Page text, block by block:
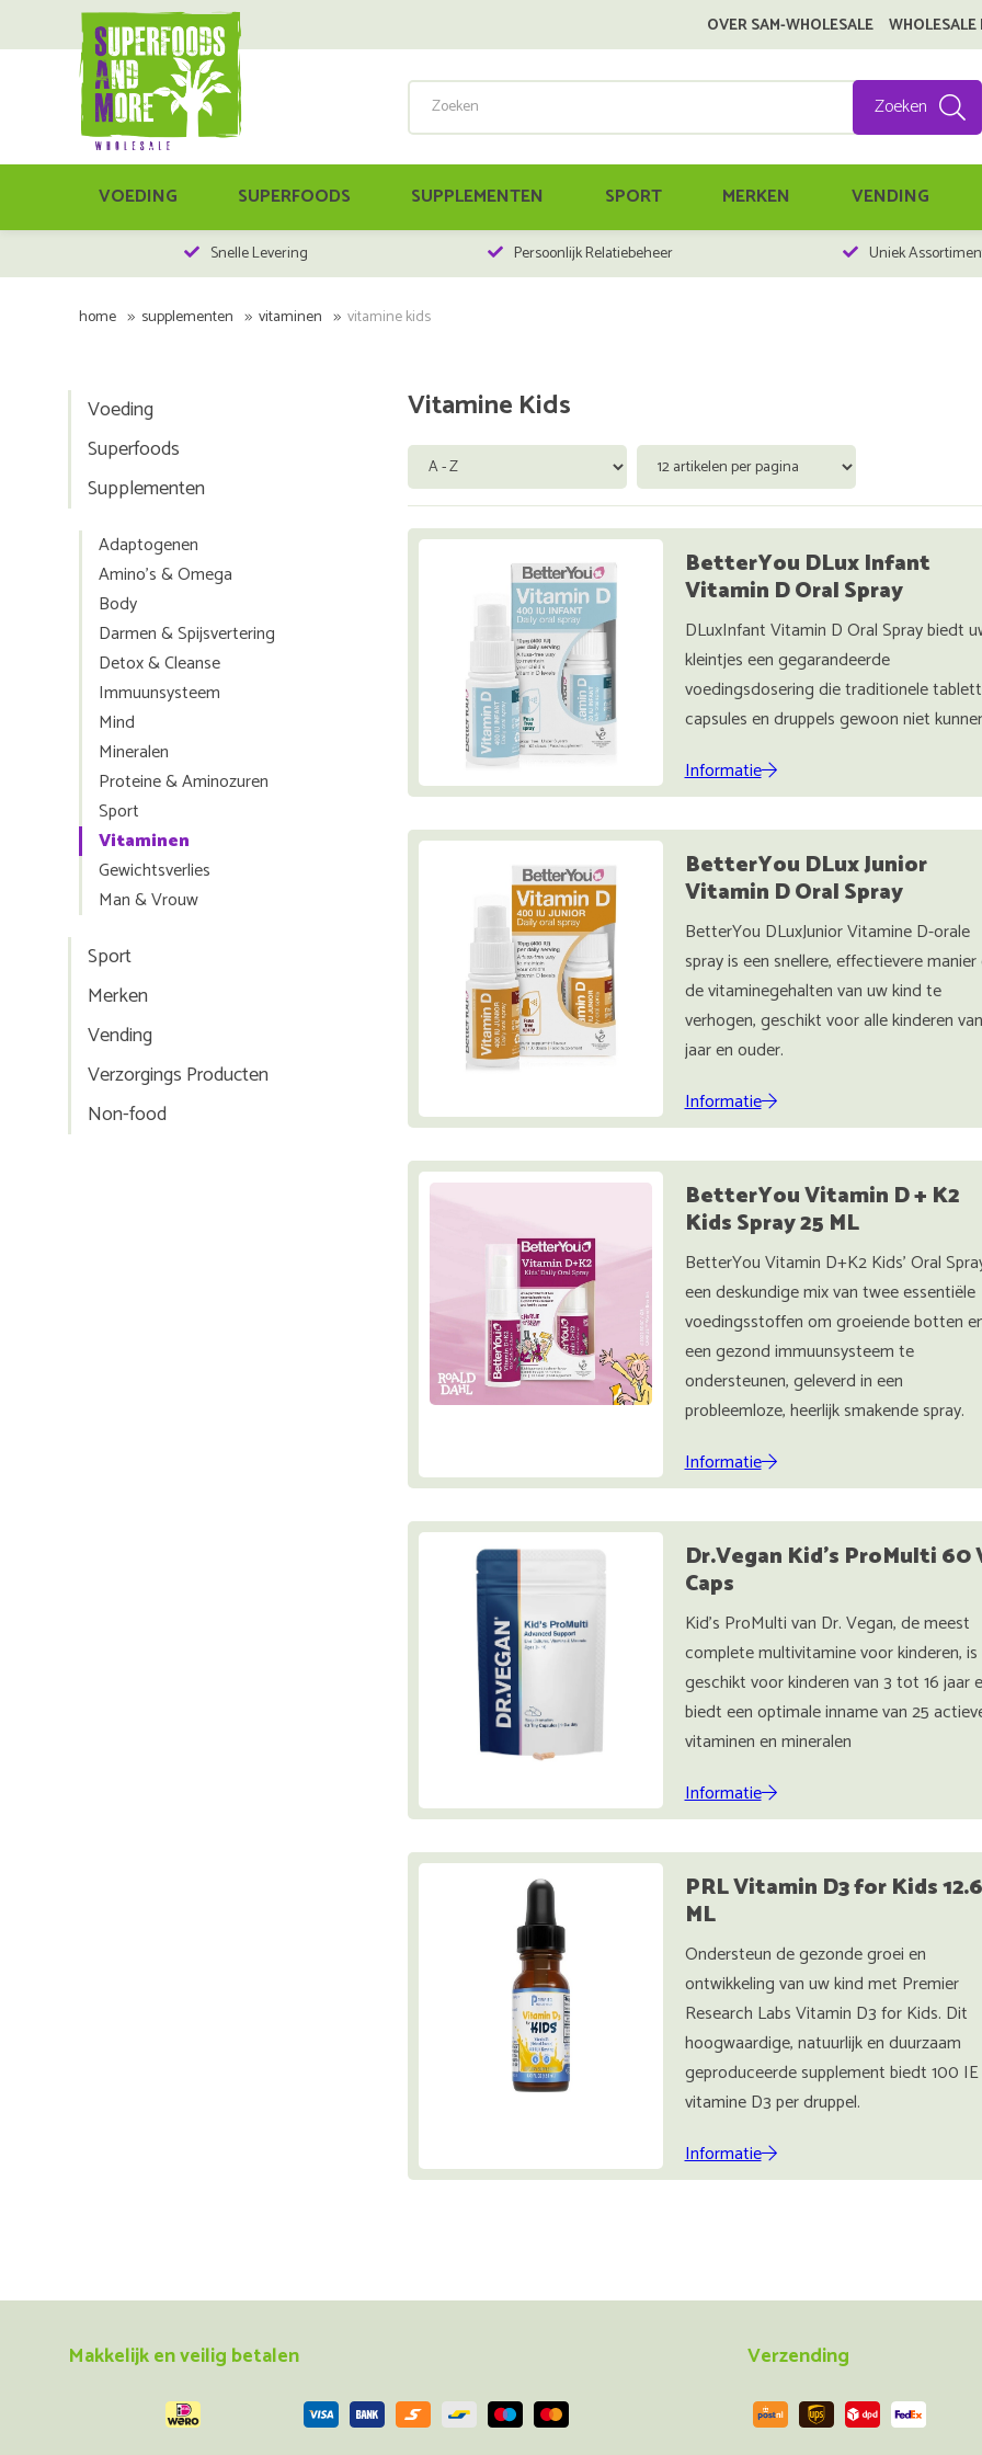
OVER SAM-WHOLESALE
Zoeken
VOEDING SUPERFOODS SUPPLEMENTEN SPORT MERKEN VENDING
Snelle Levering Persoonlijk Relatiebeheer Uniek
home supplementen vitaminen vitamine kids
Voeding
Superfoods
Supplementen
Adaptogenen
Amino's & Omega
Body
Darmen & Spijsvertering
Detox & Cleanse
Immuunsysteem
Mind
Mineralen
Proteine & Aminozuren
Sport
Vitaminen
Gewichtsverlies
Man & Vrouw
Sport
Merken
Vending
Verzorgings Producten
Non-food
Vitamine Kids
BetterYou DLux Infant
Vitamin D Oral Spray
DLuxInfant Vitamin D Oral Spray biedt
kleintjes een gegarandeerde
voedingsdosering die traditionele
capsules en druppels gewoon niet
Informatie
BetterYou DLux Junior
Vitamin D Oral Spray
BetterYou DLuxJunior Vitamine D-orale
spray is een snellere, effectievere
de vitaminegehalten van uw kind te
verhogen, geschikt voor alle kinderen
jaar en ouder.
Informatie
BetterYou Vitamin D + K2
Kids Spray 25 ML
BetterYou Vitamin D+K2 Kids’ Oral
een deskundige mix van twee essentiële
voedingsstoffen om groeiende botten
een gezond immuunsysteem te
ondersteunen, geleverd in een
probleemloze, heerlijk smakende spray.
Informatie
Dr.Vegan Kid's ProMulti 60
Caps
Kid's ProMulti van Dr. Vegan, de meest
complete multivitamine voor kinderen, is
geschikt voor kinderen van 3 tot 16 jaar
biedt een optimale inname van 25
vitaminen en mineralen
Informatie
PRL Vitamin D3 for Kids 12.6
ML
Ondersteun de gezonde groei en
ontwikkeling van uw kind met Premier
Research Labs Vitamin D3 for Kids. Dit
hoogwaardige, natuurlijk en duurzaam
geproduceerde supplement biedt 100 IE
vitamine D3 per druppel.
Informatie
Makkelijk en veilig betalen Verzending